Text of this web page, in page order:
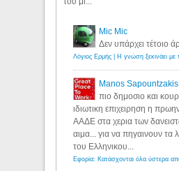
Mic Mic
Δεν υπάρχει τέτοιο
Manos Sapountzakis
πιο δημοσιο και
ιδιωτικη επιχειρηση η
ΑΑΔΕ στα χερια των
αιμα... για να πηγαινουν τα
του Ελληνικου...